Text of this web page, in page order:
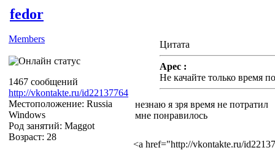
fedor
Members
1467 сообщений
http://vkontakte.ru/id22137764
Местоположение: Russia
Windows
Род занятий: Maggot
Возраст: 28
Цитата
Apec :
Не качайте только время
незнаю я зря время не потратил
мне понравилось
<a href="http://vkontakte.ru/